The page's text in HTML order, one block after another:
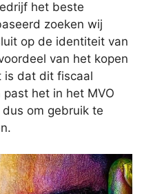
het beste
zoeken wij
op de identiteit van
van het kopen
is dat dit fiscaal
het in het MVO
om gebruik te